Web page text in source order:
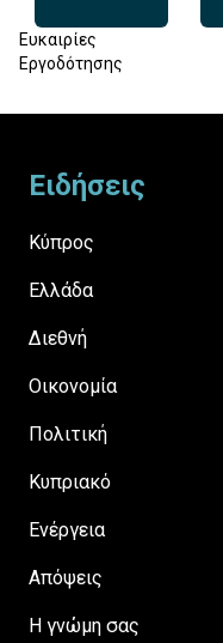
Ευκαιρίες
Εργοδότησης
Ειδήσεις
Κύπρος
Ελλάδα
Διεθνή
Οικονομία
Πολιτική
Κυπριακό
Ενέργεια
Απόψεις
H γνώμη σας